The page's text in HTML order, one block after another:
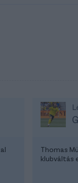
Thomas
klubváltás